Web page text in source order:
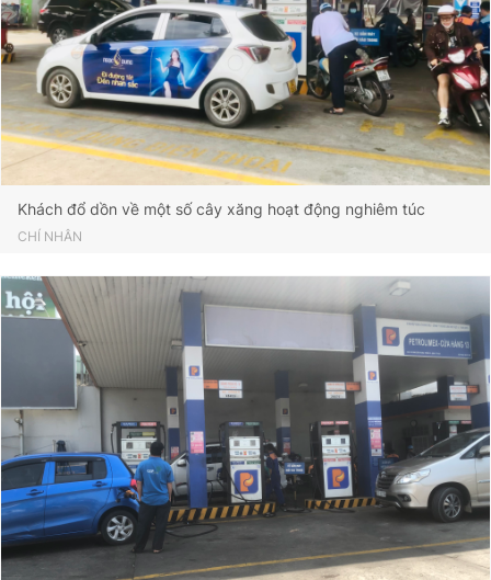
Khách đổ dồn về một số cây xăng hoạt động nghiêm túc
CHÍ NHÂN